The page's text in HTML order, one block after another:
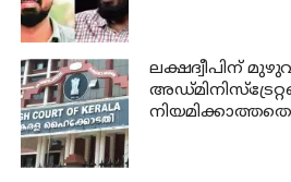
ലക്ഷദ്വീപിന്